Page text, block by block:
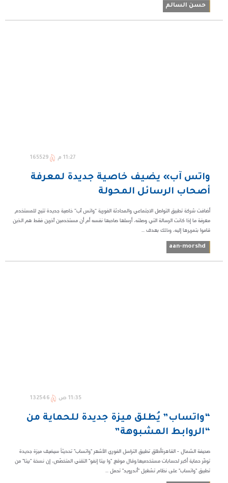
حسن السالم
11:27 م 165529
واتس آب» يضيف خاصية جديدة لمعرفة
أصحاب الرسائل المحولة
أضافت شركة تطبيق التواصل الاجتماعي والمحادثة الفورية “واتس آب” خاصية جديدة تتيح للمستخدم
معرفة ما إذا كانت الرسالة التي وصلته، أرسلها صاحبها نفسه أم أن مستخدمين آخرين فقط هم الذين
قاموا بتمريرها إليه، وذلك بهدف ...
aan-morshd
11:35 ص 132546
“واتساب” يُطلق ميزة جديدة للحماية من
“الروابط المشبوهة”
صحيفة الشمال - القاهرةأطلق تطبيق التراسل الفوري الأشهر "واتساب" تحديثاً سيضيف ميزة جديدة
توفّر حماية أكبر لحسابات مستخدميها.وقال موقع "وا بيتا إنفو" التقني المتخصّص، إن نسخة "بيتا" من
تطبيق "واتساب" على نظام تشغيل "أندرويد" تحمل ...